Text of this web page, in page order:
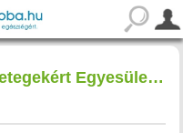
Törökszentmiklósi Cukorbetegekért Egyesület egyesület / alapítvány